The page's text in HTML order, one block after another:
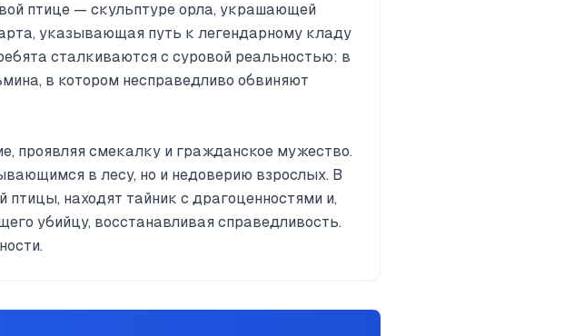
птице — скульптуре орла, украшающей
указывающая путь к легендарному кладу
сталкиваются с суровой реальностью: в
в котором несправедливо обвиняют
проявляя смекалку и гражданское мужество.
в лесу, но и недоверию взрослых. В
находят тайник с драгоценностями и,
убийцу, восстанавливая справедливость.